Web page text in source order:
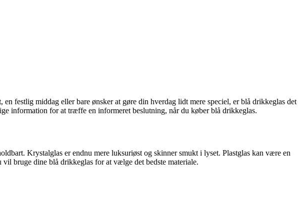
festlig middag eller bare ønsker at gøre din hverdag lidt mere speciel, er blå drikkeglas det
information for at træffe en informeret beslutning, når du køber blå drikkeglas.
Krystalglas er endnu mere luksuriøst og skinner smukt i lyset. Plastglas kan være en
bruge dine blå drikkeglas for at vælge det bedste materiale.